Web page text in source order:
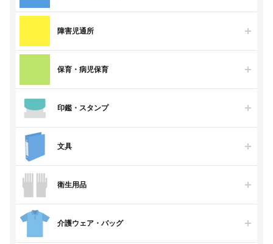
障害児通所
保育・病児保育
印鑑・スタンプ
文具
衛生用品
介護ウェア・バッグ